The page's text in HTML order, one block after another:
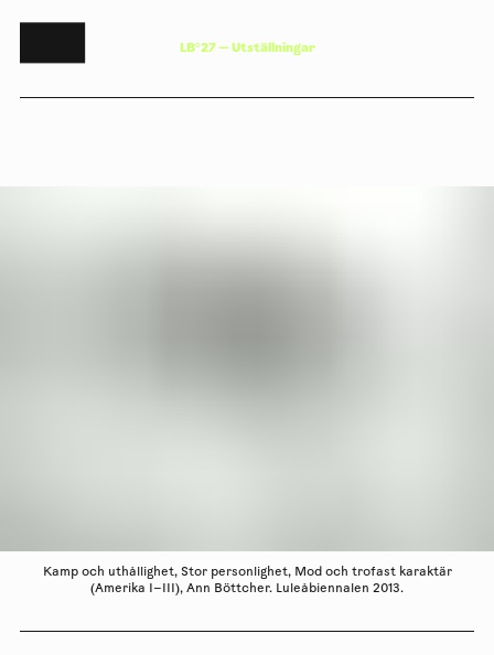
LB°27—Utställningar
Kamp och uthållighet, Stor personlighet, Mod och trofast karaktär
(Amerika I–III), Ann Böttcher. Luleåbiennalen 2013.